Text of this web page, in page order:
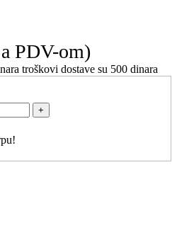
PDV-om)
troškovi dostave su 500 dinara
+